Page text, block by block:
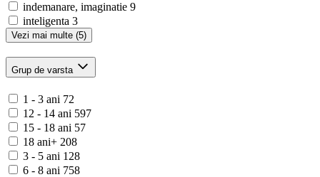
indemanare, imaginatie 9
inteligenta 3
Vezi mai multe (5)
Grup de varsta
1 - 3 ani 72
12 - 14 ani 597
15 - 18 ani 57
18 ani+ 208
3 - 5 ani 128
6 - 8 ani 758